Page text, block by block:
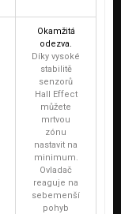
Okamžitá
odezva.
Díky vysoké
stabilitě
senzorů
Hall Effect
můžete
mrtvou
zónu
nastavit na
minimum.
Ovladač
reaguje na
sebemenší
pohyb